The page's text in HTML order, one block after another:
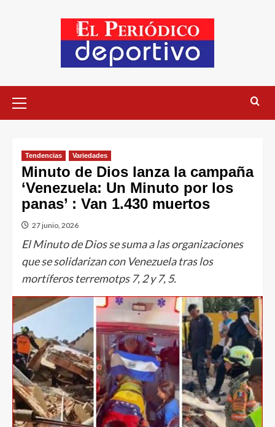
Tendencias Variedades
Minuto de Dios lanza la campaña
‘Venezuela: Un Minuto por los
panas’ : Van 1.430 muertos
27 junio, 2026
El Minuto de Dios se suma a las organizaciones
que se solidarizan con Venezuela tras los
mortíferos terremotps 7, 2 y 7, 5.